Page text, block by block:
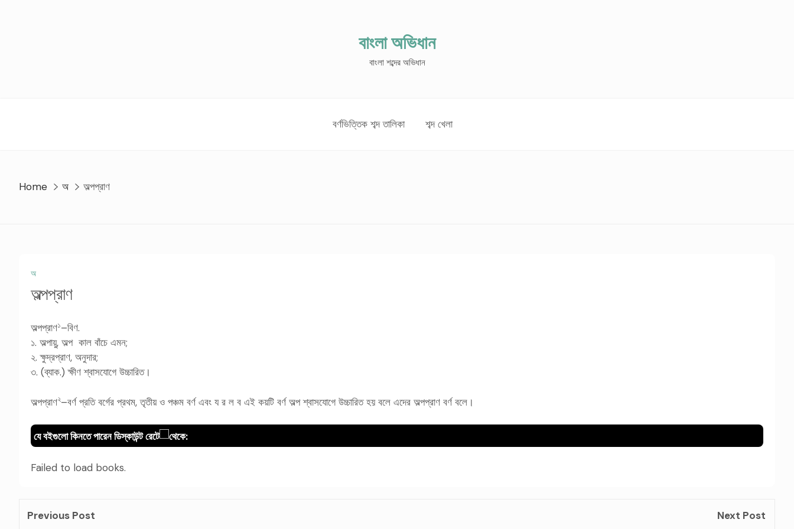
বাংলা অভিধান
বাংলা শব্দের অভিধান
বর্ণভিত্তিক শব্দ তালিকা শব্দ খেলা
Home অ অল্পপ্রাণ
অ
অল্পপ্রাণ
অল্পপ্রাণ১–বিণ.
১. অল্পায়ু, অল্প কাল বাঁচে এমন;
২. ক্ষুদ্রপ্রাণ, অনুদার;
৩. (ব্যাক.) ক্ষীণ শ্বাসযোগে উচ্চারিত।
অল্পপ্রাণ২–বর্ণ প্রতি বর্গের প্রথম, তৃতীয় ও পঞ্চম বর্ণ এবং য র ল ব এই কয়টি বর্ণ অল্প শ্বাসযোগে উচ্চারিত হয় বলে এদের অল্পপ্রাণ বর্ণ বলে।
যে বইগুলো কিনতে পারেন ডিস্কাউন্ট রেটে থেকে:
Failed to load books.
Previous Post Next Post